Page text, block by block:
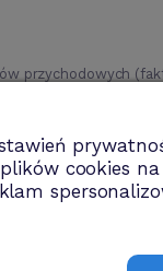
przychodowych
cookies